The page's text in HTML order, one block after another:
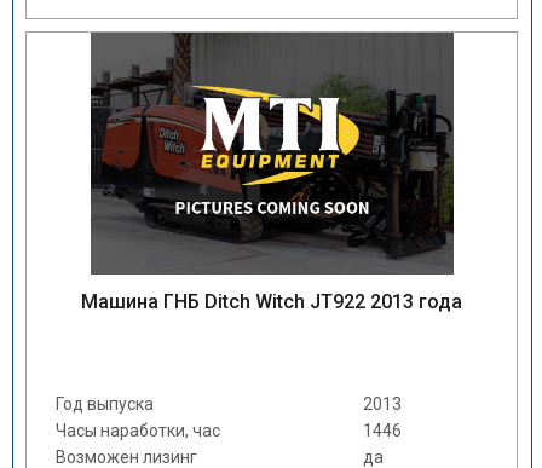
Машина ГНБ Ditch Witch JT922 2013 года
Год выпуска
2013
Часы наработки, час
1446
Возможен лизинг
да